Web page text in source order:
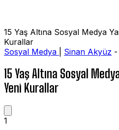
15 Yaş Altına Sosyal Medya
Kurallar
Sosyal Medya
Sinan Akyüz -
15 Yaş Altına Sosyal
Yeni Kurallar
1